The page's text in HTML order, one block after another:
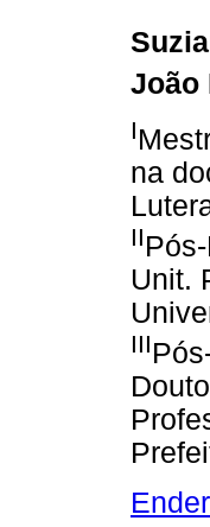
João
I
na
II
Unit.
III